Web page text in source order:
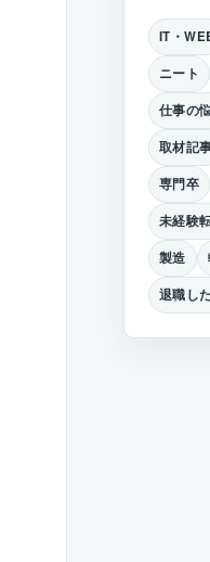
IT・
ニート
仕事の
取材記
専門卒
未経験
製造
退職し